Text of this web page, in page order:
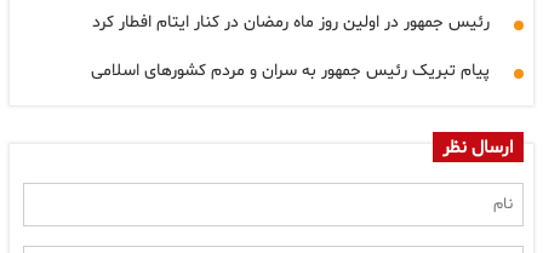
رئیس جمهور در اولین روز ماه رمضان در کنار ایتام افطار کرد
پیام تبریک رئیس جمهور به سران و مردم کشورهای اسلامی
ارسال نظر